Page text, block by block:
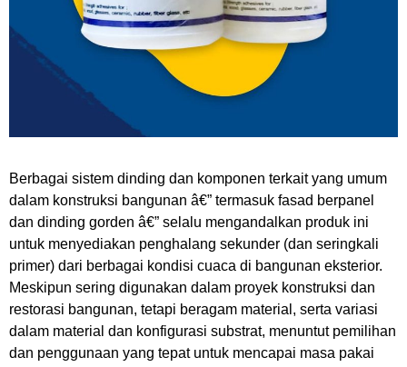
Berbagai sistem dinding dan komponen terkait yang umum
dalam konstruksi bangunan â€” termasuk fasad berpanel
dan dinding gorden â€” selalu mengandalkan produk ini
untuk menyediakan penghalang sekunder (dan seringkali
primer) dari berbagai kondisi cuaca di bangunan eksterior.
Meskipun sering digunakan dalam proyek konstruksi dan
restorasi bangunan, tetapi beragam material, serta variasi
dalam material dan konfigurasi substrat, menuntut pemilihan
dan penggunaan yang tepat untuk mencapai masa pakai